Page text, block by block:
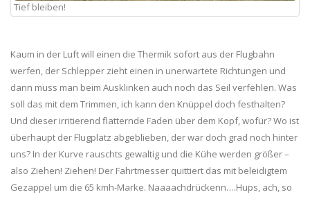
Tief bleiben!
Kaum in der Luft will einen die Thermik sofort aus der Flugbahn
werfen, der Schlepper zieht einen in unerwartete Richtungen und
dann muss man beim Ausklinken auch noch das Seil verfehlen. Was
soll das mit dem Trimmen, ich kann den Knüppel doch festhalten?
Und dieser irritierend flatternde Faden über dem Kopf, wofür? Wo ist
überhaupt der Flugplatz abgeblieben, der war doch grad noch hinter
uns? In der Kurve rauschts gewaltig und die Kühe werden größer –
also Ziehen! Ziehen! Der Fahrtmesser quittiert das mit beleidigtem
Gezappel um die 65 kmh-Marke. Naaaachdrückenn….Hups, ach, so